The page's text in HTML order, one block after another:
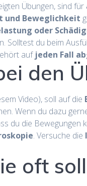
Übungen, sind für
und Beweglichkeit
oder
Solltest du beim
auf jeden Fall
den
Video), soll auf die
Wenn du dazu
du die
. Versuche die
oft